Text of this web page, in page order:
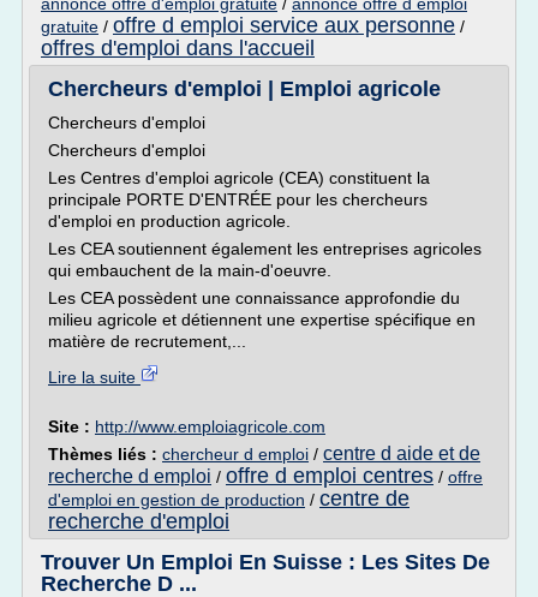
gratuite / offre d emploi service aux personne /
offres d'emploi dans l'accueil
Chercheurs d'emploi | Emploi agricole
Chercheurs d'emploi
Chercheurs d'emploi
Les Centres d'emploi agricole (CEA) constituent la
principale PORTE D'ENTRÉE pour les chercheurs
d'emploi en production agricole.
Les CEA soutiennent également les entreprises agricoles
qui embauchent de la main-d'oeuvre.
Les CEA possèdent une connaissance approfondie du
milieu agricole et détiennent une expertise spécifique en
matière de recrutement,...
Lire la suite
Site : http://www.emploiagricole.com
Thèmes liés : chercheur d emploi / centre d aide et de
recherche d emploi / offre d emploi centres / offre
d'emploi en gestion de production / centre de
recherche d'emploi
Trouver Un Emploi En Suisse : Les Sites De
Recherche D ...